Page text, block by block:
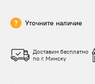
Уточните наличие
Доставим бесплатно
по г. Минску